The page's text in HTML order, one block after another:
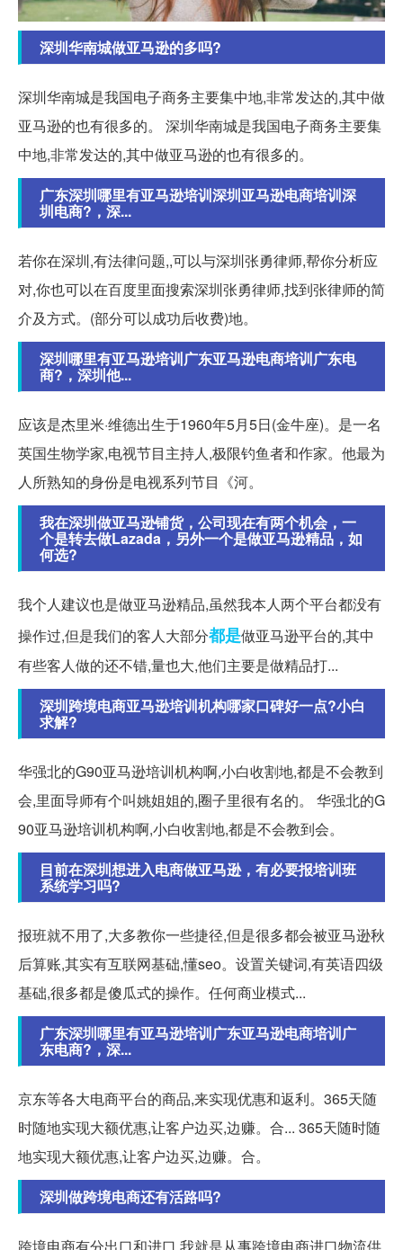
深圳华南城做亚马逊的多吗?
深圳华南城是我国电子商务主要集中地,非常发达的,其中做
亚马逊的也有很多的。 深圳华南城是我国电子商务主要集
中地,非常发达的,其中做亚马逊的也有很多的。
广东深圳哪里有亚马逊培训深圳亚马逊电商培训深
圳电商?，深...
若你在深圳,有法律问题,,可以与深圳张勇律师,帮你分析应
对,你也可以在百度里面搜索深圳张勇律师,找到张律师的简
介及方式。(部分可以成功后收费)地。
深圳哪里有亚马逊培训广东亚马逊电商培训广东电
商?，深圳他...
应该是杰里米·维德出生于1960年5月5日(金牛座)。是一名
英国生物学家,电视节目主持人,极限钓鱼者和作家。他最为
人所熟知的身份是电视系列节目《河。
我在深圳做亚马逊铺货，公司现在有两个机会，一
个是转去做Lazada，另外一个是做亚马逊精品，如
何选?
我个人建议也是做亚马逊精品,虽然我本人两个平台都没有
操作过,但是我们的客人大部分都是做亚马逊平台的,其中
有些客人做的还不错,量也大,他们主要是做精品打...
深圳跨境电商亚马逊培训机构哪家口碑好一点?小白
求解?
华强北的G90亚马逊培训机构啊,小白收割地,都是不会教到
会,里面导师有个叫姚姐姐的,圈子里很有名的。 华强北的G
90亚马逊培训机构啊,小白收割地,都是不会教到会。
目前在深圳想进入电商做亚马逊，有必要报培训班
系统学习吗?
报班就不用了,大多教你一些捷径,但是很多都会被亚马逊秋
后算账,其实有互联网基础,懂seo。设置关键词,有英语四级
基础,很多都是傻瓜式的操作。任何商业模式...
广东深圳哪里有亚马逊培训广东亚马逊电商培训广
东电商?，深...
京东等各大电商平台的商品,来实现优惠和返利。365天随
时随地实现大额优惠,让客户边买,边赚。合... 365天随时随
地实现大额优惠,让客户边买,边赚。合。
深圳做跨境电商还有活路吗?
跨境电商有分出口和进口,我就是从事跨境电商进口物流供